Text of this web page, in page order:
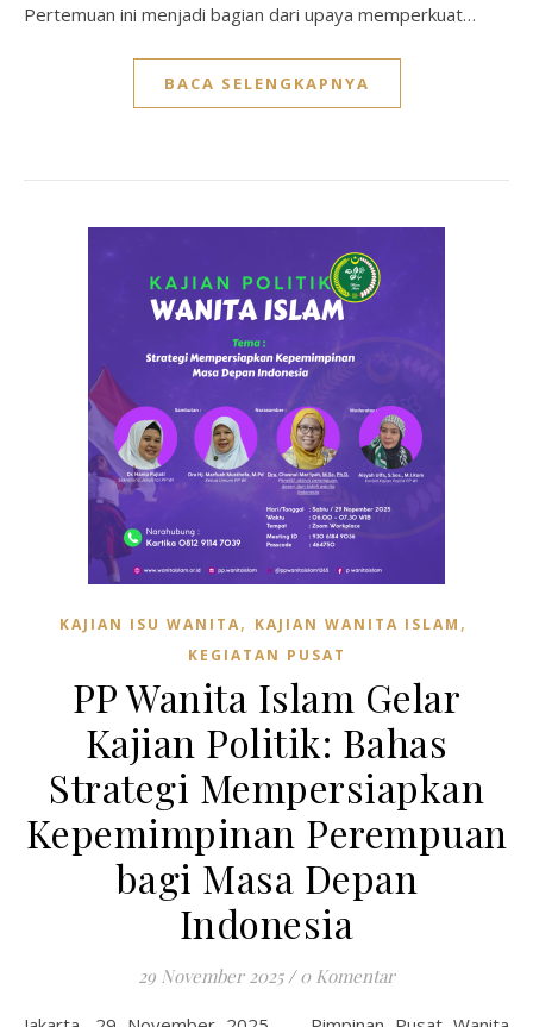
Pertemuan ini menjadi bagian dari upaya memperkuat…
BACA SELENGKAPNYA
KAJIAN ISU WANITA, KAJIAN WANITA ISLAM ,
KEGIATAN PUSAT
PP Wanita Islam Gelar
Kajian Politik: Bahas
Strategi Mempersiapkan
Kepemimpinan Perempuan
bagi Masa Depan
Indonesia
29 November 2025 / 0 Komentar